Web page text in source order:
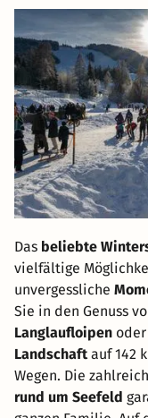
Das beliebte
vielfältige
unvergessliche
Sie in den Genuss
Langlaufloipen
Landschaftauf 142
Wegen. Die
rund um Seefeld